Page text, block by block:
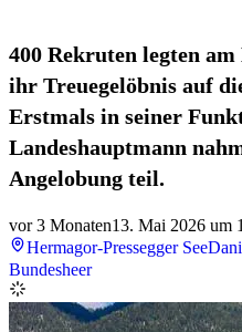
400 Rekruten legten
ihr Treuegelöbnis auf
Erstmals in seiner
Landeshauptmann
Angelobung teil.
vor 3 Monaten13. Mai 2026 um
Hermagor-Pressegger See
Bundesheer